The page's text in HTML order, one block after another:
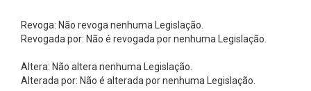
Revoga: Não revoga nenhuma Legislação.
Revogada por: Não é revogada por nenhuma Legislação.
Altera: Não altera nenhuma Legislação.
Alterada por: Não é alterada por nenhuma Legislação.